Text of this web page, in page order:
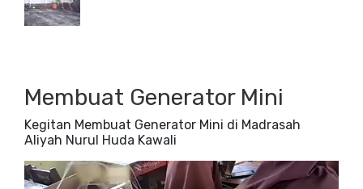
Membuat Generator Mini
Kegitan Membuat Generator Mini di Madrasah
Aliyah Nurul Huda Kawali